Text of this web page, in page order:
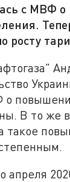
с МВФ
росту
о
В то же
такое
апреля